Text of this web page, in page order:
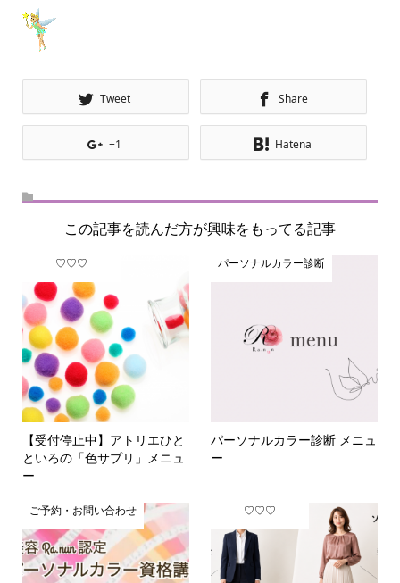
Tweet Share
+1 Hatena
この記事を読んだ方が興味をもってる記事
♡♡♡
【受付停止中】アトリエひと
といろの「色サプリ」メニュ
ー
パーソナルカラー診断
パーソナルカラー診断 メニュ
ー
ご予約・お問い合わせ ♡♡♡